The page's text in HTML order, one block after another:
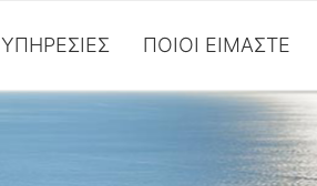
ΥΠΗΡΕΣΊΕΣ ΠΟΙΟΙ ΕΊΜΑΣΤΕ